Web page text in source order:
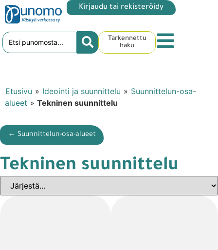
Kirjaudu tai rekisteröidy
Tarkennettu
haku
Etusivu » Ideointi ja suunnittelu » Suunnittelun-osa-
alueet » Tekninen suunnittelu
← Suunnittelun-osa-alueet
Tekninen suunnittelu